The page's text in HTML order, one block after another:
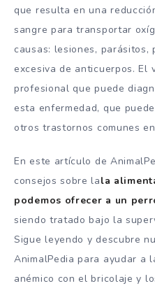
que resulta en una
sangre para transportar
causas: lesiones,
excesiva de anticuerpos. El
profesional que puede
esta enfermedad, que
otros trastornos comunes
En este artículo de
consejos sobre lala
podemos ofrecer a un
siendo tratado bajo la
Sigue leyendo y descubre
AnimalPedia para ayudar a
anémico con el bricolaje y